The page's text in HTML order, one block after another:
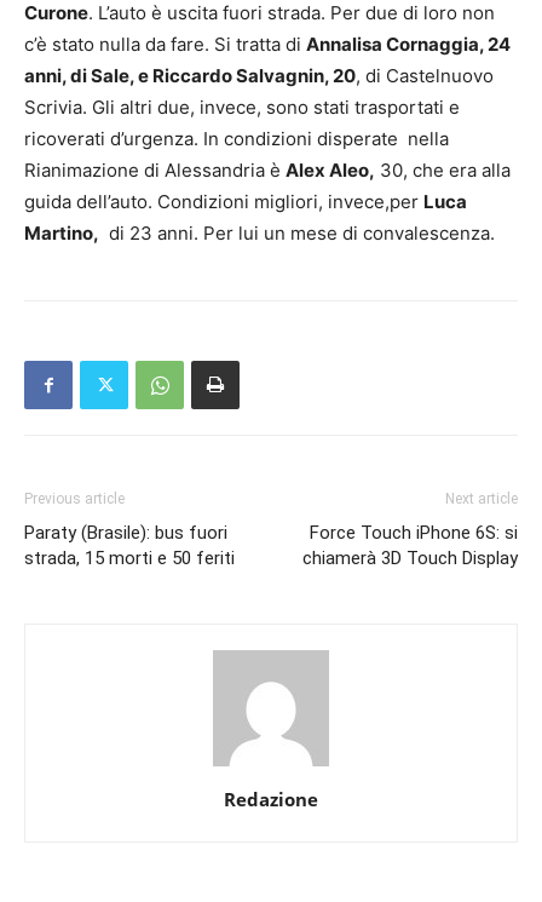
Curone. L’auto è uscita fuori strada. Per due di loro non
c’è stato nulla da fare. Si tratta di Annalisa Cornaggia, 24
anni, di Sale, e Riccardo Salvagnin, 20, di Castelnuovo
Scrivia. Gli altri due, invece, sono stati trasportati e
ricoverati d’urgenza. In condizioni disperate nella
Rianimazione di Alessandria è Alex Aleo, 30, che era alla
guida dell’auto. Condizioni migliori, invece,per Luca
Martino, di 23 anni. Per lui un mese di convalescenza.
Previous article
Paraty (Brasile): bus fuori
strada, 15 morti e 50 feriti
Next article
Force Touch iPhone 6S: si
chiamerà 3D Touch Display
Redazione